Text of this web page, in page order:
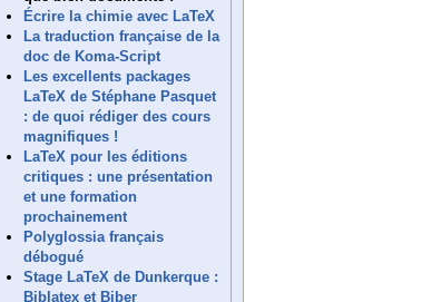
Écrire la chimie avec LaTeX
La traduction française de la
doc de Koma-Script
Les excellents packages
LaTeX de Stéphane Pasquet
: de quoi rédiger des cours
magnifiques !
LaTeX pour les éditions
critiques : une présentation
et une formation
prochainement
Polyglossia français
débogué
Stage LaTeX de Dunkerque :
Biblatex et Biber